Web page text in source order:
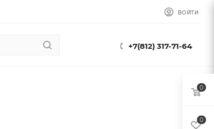
ВОЙТИ
+7(812) 317-71-64
0
0